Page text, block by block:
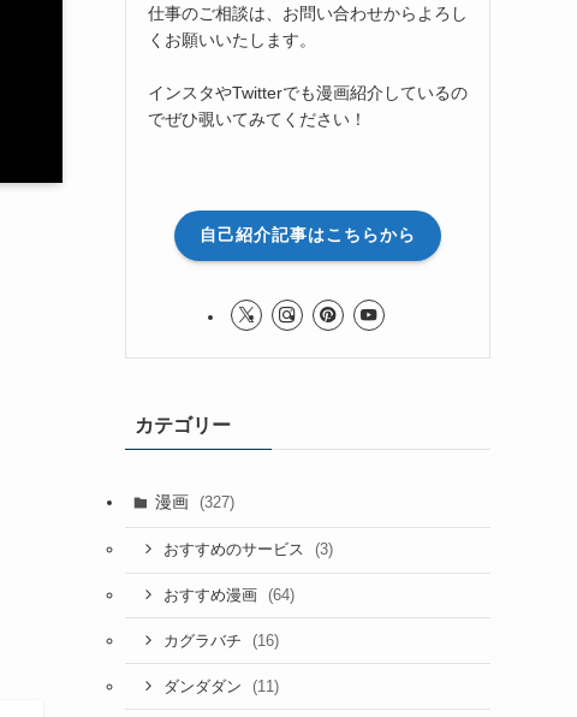
仕事のご相談は、お問い合わせからよろし
くお願いいたします。
インスタやTwitterでも漫画紹介しているの
でぜひ覗いてみてください！
自己紹介記事はこちらから
カテゴリー
漫画 (327)
おすすめのサービス (3)
おすすめ漫画 (64)
カグラバチ (16)
ダンダダン (11)